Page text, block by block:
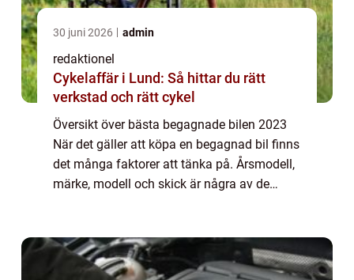
30 juni 2026 admin
redaktionel
Cykelaffär i Lund: Så hittar du rätt
verkstad och rätt cykel
Översikt över bästa begagnade bilen 2023
När det gäller att köpa en begagnad bil finns
det många faktorer att tänka på. Årsmodell,
märke, modell och skick är några av de